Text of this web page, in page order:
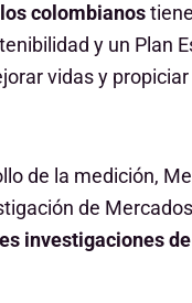
colombianos
y un Plan
vidas y
de la medición,
de
investigaciones